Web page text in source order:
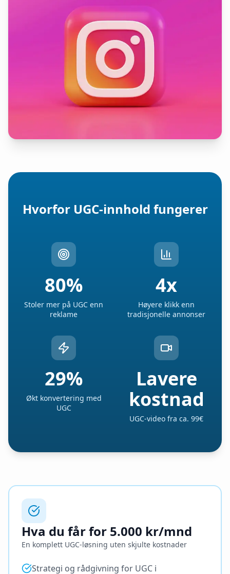
Hvorfor UGC-innhold fungerer
80%
Stoler mer på UGC enn
reklame
4x
Høyere klikk enn
tradisjonelle annonser
29%
Økt konvertering med
UGC
Lavere
kostnad
UGC-video fra ca. 99€
Hva du får for 5.000 kr/mnd
En komplett UGC-løsning uten skjulte kostnader
Strategi og rådgivning for UGC i